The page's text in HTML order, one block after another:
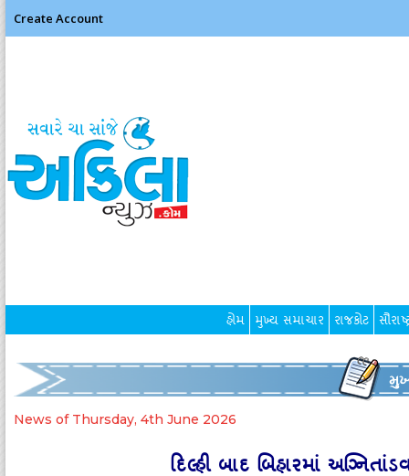
Create Account
હોમ મુખ્ય સમાચાર રાજકોટ
News of Thursday, 4th June 2026
દિલ્‍હી બાદ બિહારમાં